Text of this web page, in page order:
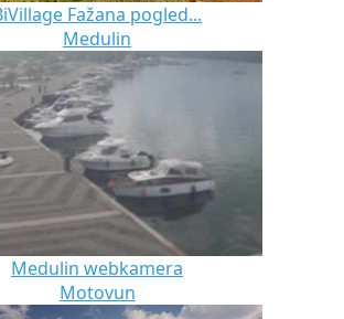
Fažana pogled...
Medulin
Medulin webkamera
Motovun